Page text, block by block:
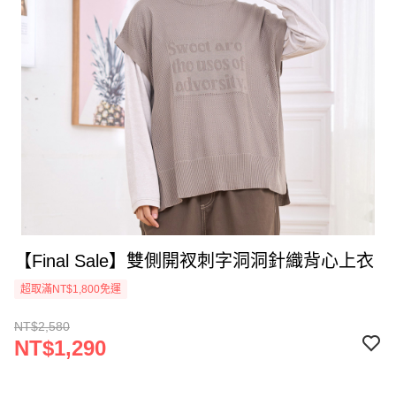
【Final Sale】雙側開衩刺字洞洞針織背心上衣
超取滿NT$1,800免運
NT$2,580
NT$1,290